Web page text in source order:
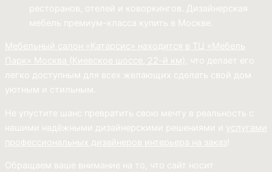
ресторанов, отелей и коворкингов. Дизайнерская
мебель премиум-класса купить в Москве.
Мебельный салон «Катарсис» находится в ТЦ «Мебель
Парк» Москва ( Киевское шоссе, 22-й км)
, что делает его
легко доступным для всех желающих сделать свой дом
уютным и стильным.
Не упустите шанс превратить свою мечту в реальность с
нашими надёжными дизайнерскими решениями и услугами
профессиональных дизайнеров интерьера на заказ
Обращаем ваше внимание на то, что сайт носит